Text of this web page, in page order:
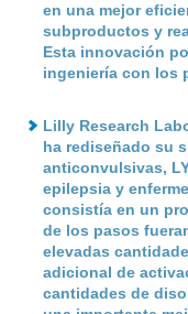
en una mejor
subproductos y
Esta innovación
ingeniería con los
Lilly Research
ha rediseñado su
anticonvulsivas,
epilepsia y
consistía en un
de los pasos
elevadas
adicional de
cantidades de